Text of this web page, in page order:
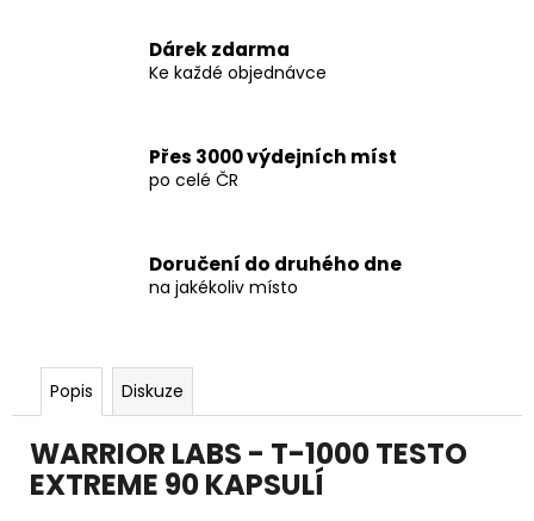
Dárek zdarma
Ke každé objednávce
Přes 3000 výdejních míst
po celé ČR
Doručení do druhého dne
na jakékoliv místo
Popis Diskuze
WARRIOR LABS - T-1000 TESTO
EXTREME 90 KAPSULÍ